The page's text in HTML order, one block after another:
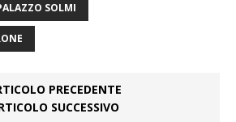
SOLMI
PRECEDENTE
SUCCESSIVO